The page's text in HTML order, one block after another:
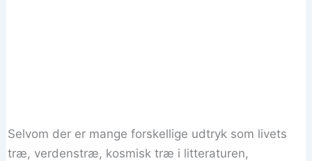
Selvom der er mange forskellige udtryk som livets
træ, verdenstræ, kosmisk træ i litteraturen,